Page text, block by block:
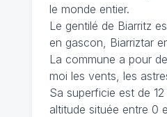
le monde entier.
Le gentilé de Biarritz
en gascon, Biarriztar
La commune a pour
moi les vents, les
Sa superficie est de
altitude située entre 0